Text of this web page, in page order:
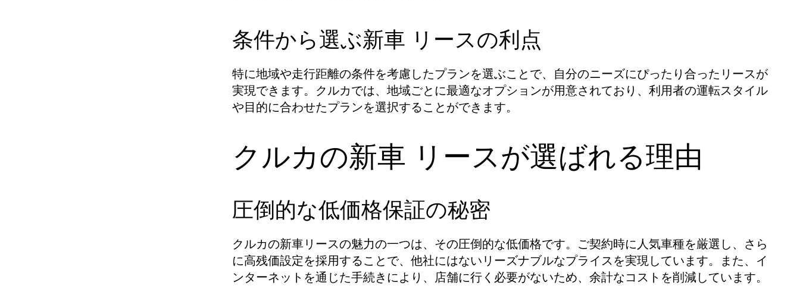
条件から選ぶ新車 リースの利点
特に地域や走行距離の条件を考慮したプランを選ぶことで、自分のニーズにぴったり合ったリースが
実現できます。クルカでは、地域ごとに最適なオプションが用意されており、利用者の運転スタイル
や目的に合わせたプランを選択することができます。
クルカの新車 リースが選ばれる理由
圧倒的な低価格保証の秘密
クルカの新車リースの魅力の一つは、その圧倒的な低価格です。ご契約時に人気車種を厳選し、さら
に高残価設定を採用することで、他社にはないリーズナブルなプライスを実現しています。また、イ
ンターネットを通じた手続きにより、店舗に行く必要がないため、余計なコストを削減しています。